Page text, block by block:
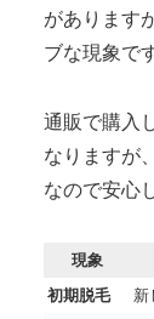
があります
ブな現象で
通販で購入
なりますが
なので安心
現象
初期脱毛
新